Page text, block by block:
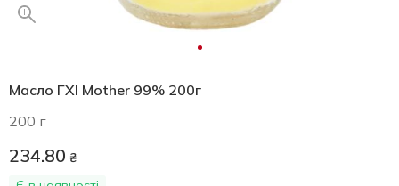
Масло ГХІ Mother 99% 200г
200 г
234.80 ₴